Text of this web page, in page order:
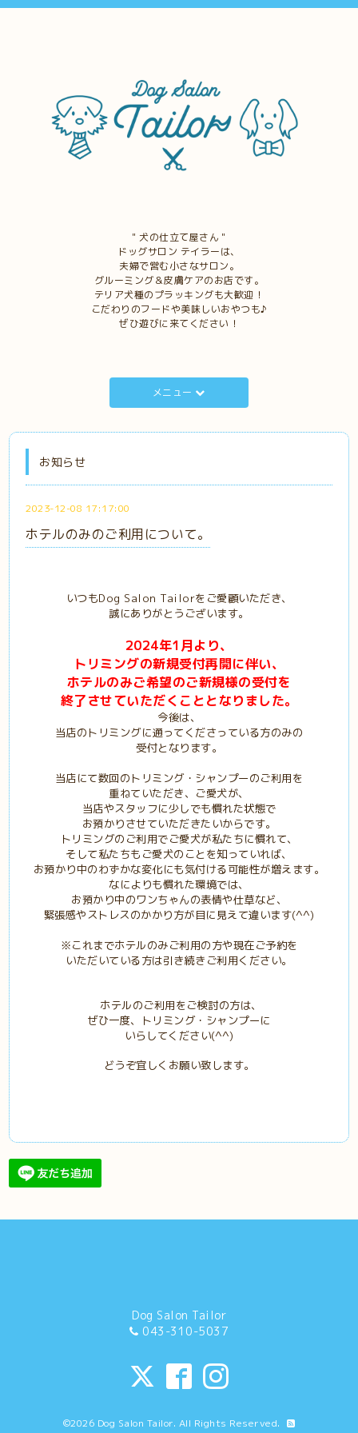
＂犬の仕立て屋さん＂
ドッグサロン テイラーは、
夫婦で営む小さなサロン。
グルーミング＆皮膚ケアのお店です。
テリア犬種のプラッキングも大歓迎！
こだわりのフードや美味しいおやつも♪
ぜひ遊びに来てください！
メニュー
お知らせ
2023-12-08 17:17:00
ホテルのみのご利用について。
いつもDog Salon Tailorをご愛顧いただき、
誠にありがとうございます。
2024年1月より、
トリミングの新規受付再開に伴い、
ホテルのみご希望のご新規様の受付を
終了させていただくこととなりました。
今後は、
当店のトリミングに通ってくださっている方のみの
受付となります。
当店にて数回のトリミング・シャンプーのご利用を
重ねていただき、ご愛犬が、
当店やスタッフに少しでも慣れた状態で
お預かりさせていただきたいからです。
トリミングのご利用でご愛犬が私たちに慣れて、
そして私たちもご愛犬のことを知っていれば、
お預かり中のわずかな変化にも気付ける可能性が増えます。
なによりも慣れた環境では、
お預かり中のワンちゃんの表情や仕草など、
緊張感やストレスのかかり方が目に見えて違います(^^)
※これまでホテルのみご利用の方や現在ご予約を
いただいている方は引き続きご利用ください。
ホテルのご利用をご検討の方は、
ぜひ一度、トリミング・シャンプーに
いらしてください(^^)
どうぞ宜しくお願い致します。
Dog Salon Tailor
043-310-5037
©2026 Dog Salon Tailor. All Rights Reserved.